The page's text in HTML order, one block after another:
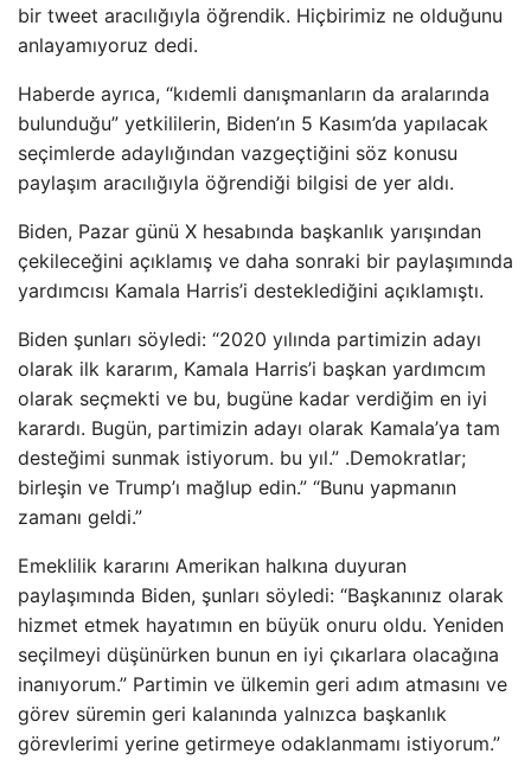
bir tweet aracılığıyla öğrendik. Hiçbirimiz ne olduğunu
anlayamıyoruz dedi.
Haberde ayrıca, “kıdemli danışmanların da aralarında
bulunduğu” yetkililerin, Biden’ın 5 Kasım’da yapılacak
seçimlerde adaylığından vazgeçtiğini söz konusu
paylaşım aracılığıyla öğrendiği bilgisi de yer aldı.
Biden, Pazar günü X hesabında başkanlık yarışından
çekileceğini açıklamış ve daha sonraki bir paylaşımında
yardımcısı Kamala Harris’i desteklediğini açıklamıştı.
Biden şunları söyledi: “2020 yılında partimizin adayı
olarak ilk kararım, Kamala Harris’i başkan yardımcım
olarak seçmekti ve bu, bugüne kadar verdiğim en iyi
karardı. Bugün, partimizin adayı olarak Kamala’ya tam
desteğimi sunmak istiyorum. bu yıl.” .Demokratlar;
birleşin ve Trump’ı mağlup edin.” “Bunu yapmanın
zamanı geldi.”
Emeklilik kararını Amerikan halkına duyuran
paylaşımında Biden, şunları söyledi: “Başkanınız olarak
hizmet etmek hayatımın en büyük onuru oldu. Yeniden
seçilmeyi düşünürken bunun en iyi çıkarlara olacağına
inanıyorum.” Partimin ve ülkemin geri adım atmasını ve
görev süremin geri kalanında yalnızca başkanlık
görevlerimi yerine getirmeye odaklanmamı istiyorum.”